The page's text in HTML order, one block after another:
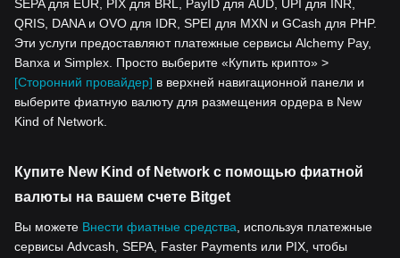
SEPA для EUR, PIX для BRL, PayID для AUD, UPI для INR,
QRIS, DANA и OVO для IDR, SPEI для MXN и GCash для PHP.
Эти услуги предоставляют платежные сервисы Alchemy Pay,
Banxa и Simplex. Просто выберите «Купить крипто» >
[Сторонний провайдер] в верхней навигационной панели и
выберите фиатную валюту для размещения ордера в New
Kind of Network.
Купите New Kind of Network с помощью фиатной
валюты на вашем счете Bitget
Вы можете Внести фиатные средства, используя платежные
сервисы Advcash, SEPA, Faster Payments или PIX, чтобы